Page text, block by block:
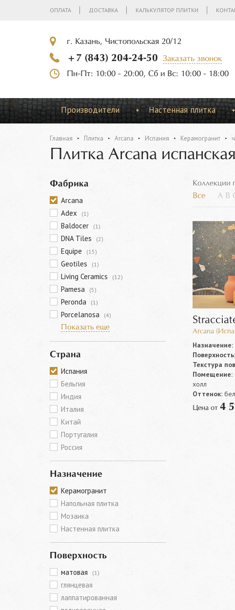
ОПЛАТА ДОСТАВКА КАЛЬКУЛЯТОР ПЛИТКИ
г. Казань, Чистопольская 20/12
+7 (843) 204-24-50
Заказать звонок
Пн-Пт: 10:00 - 20:00, Сб и Вс: 10:00 - 18:00
Производители Настенная плитка
Главная Плитка Arcana Испания Керамогранит
Плитка Arcana
Фабрика
Arcana
Adex
(1)
Baldocer (1)
DNA Tiles (2)
Equipe (15)
Geotiles (1)
Living Ceramics (12)
Pamesa (5)
Peronda (1)
Porcelanosa
(4)
Показать еще
Страна
Испания
Бельгия
Индия
Италия
Китай
Португалия
Россия
Назначение
Керамогранит
Напольная плитка
Мозаика
Настенная плитка
Поверхность
матовая (1)
глянцевая
лаппатированная
Коллекции
Все A B
Arcana
Назначение:
Поверхность:
Текстура
Помещение:
холл
Оттенок:
Цена от 4